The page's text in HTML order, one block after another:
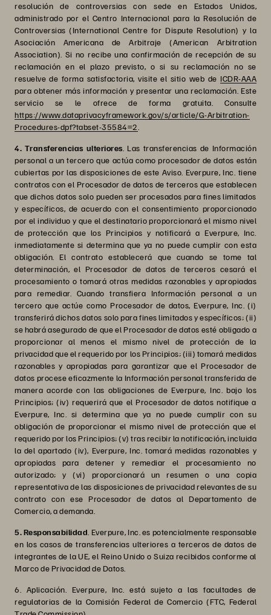
resolución de controversias con sede en Estados Unidos,
administrado por el Centro Internacional para la Resolución de
Controversias (International Centre for Dispute Resolution) y la
Asociación Americana de Arbitraje (American Arbitration
Association). Si no recibe una confirmación de recepción de su
reclamación en el plazo previsto, o si su reclamación no se
resuelve de forma satisfactoria, visite el sitio web de ICDR-AAA
para obtener más información y presentar una reclamación. Este
servicio se le ofrece de forma gratuita. Consulte
https://www.dataprivacyframework.gov/s/article/G-Arbitration-
Procedures-dpf?tabset-35584=2
4. Transferencias ulteriores . Las transferencias de Información
personal a un tercero que actúa como procesador de datos están
cubiertas por las disposiciones de este Aviso. Everpure, Inc. tiene
contratos con el Procesador de datos de terceros que establecen
que dichos datos solo pueden ser procesados para fines limitados
y específicos, de acuerdo con el consentimiento proporcionado
por el individuo y que el destinatario proporcionará el mismo nivel
de protección que los Principios y notificará a Everpure, Inc.
inmediatamente si determina que ya no puede cumplir con esta
obligación. El contrato establecerá que cuando se tome tal
determinación, el Procesador de datos de terceros cesará el
procesamiento o tomará otras medidas razonables y apropiadas
para remediar. Cuando transfiera Información personal a un
tercero que actúe como Procesador de datos, Everpure, Inc. (i)
transferirá dichos datos solo para fines limitados y específicos; (ii)
se habrá asegurado de que el Procesador de datos esté obligado a
proporcionar al menos el mismo nivel de protección de la
privacidad que el requerido por los Principios; (iii) tomará medidas
razonables y apropiadas para garantizar que el Procesador de
datos procese eficazmente la Información personal transferida de
manera acorde con las obligaciones de Everpure, Inc. bajo los
Principios; (iv) requerirá que el Procesador de datos notifique a
Everpure, Inc. si determina que ya no puede cumplir con su
obligación de proporcionar el mismo nivel de protección que el
requerido por los Principios; (v) tras recibir la notificación, incluida
la del apartado (iv), Everpure, Inc. tomará medidas razonables y
apropiadas para detener y remediar el procesamiento no
autorizado; y (vi) proporcionará un resumen o una copia
representativa de las disposiciones de privacidad relevantes de su
contrato con ese Procesador de datos al Departamento de
Comercio, a demanda.
5. Responsabilidad . Everpure, Inc. es potencialmente responsable
en los casos de transferencias ulteriores a terceros de datos de
integrantes de la UE, el Reino Unido o Suiza recibidos conforme al
Marco de Privacidad de Datos.
6. Aplicación. Everpure, Inc. está sujeto a las facultades de
regulatorias de la Comisión Federal de Comercio (FTC, Federal